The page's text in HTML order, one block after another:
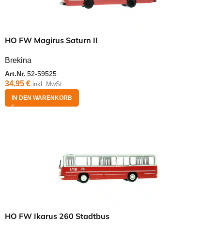
HO FW Magirus Saturn II
Brekina
Art.Nr. 52-59525
34,95 € inkl. MwSt.
IN DEN WARENKORB
HO FW Ikarus 260 Stadtbus